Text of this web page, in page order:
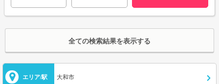
全ての検索結果を表示する
エリア/駅 大和市